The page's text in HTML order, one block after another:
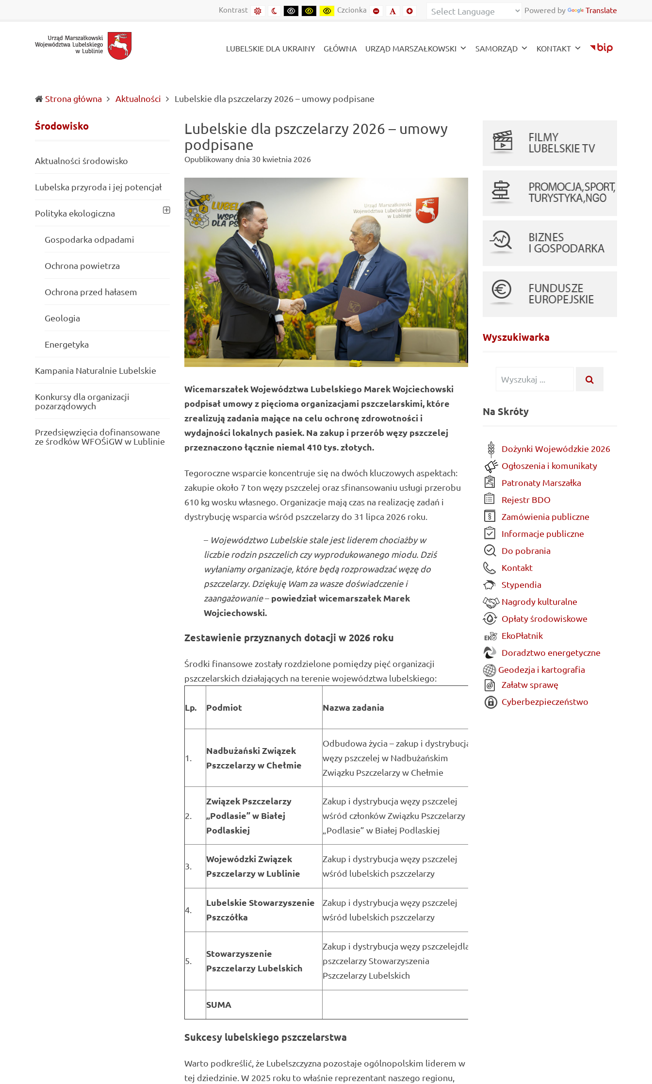
Urząd Marszałkowski Województwa Lubelskiego w Lublinie
Informacje o wojewódzkich władzach samorządowych i Lubelszczyźnie Powered by Translate
Kontrast Domyślny kontrast
Kontrast nocny
Kontrast czarny-biały
Kontrast czarny-żółty
Kontrast żółto-czarny
Czcionka Mniejszy fontDomyślny font
Mniejszy font
LUBELSKIE DLA UKRAINY GŁÓWNA URZĄD MARSZAŁKOWSKI SAMORZĄD KONTAKT
Strona główna Aktualności Lubelskie dla pszczelarzy 2026 – umowy podpisane
Lubelskie dla pszczelarzy 2026 – umowy
podpisane
Opublikowany dnia 30 kwietnia 2026
Wicemarszałek Województwa Lubelskiego Marek Wojciechowski
podpisał umowy z pięcioma organizacjami pszczelarskimi, które
zrealizują zadania mające na celu ochronę zdrowotności i
wydajności lokalnych pasiek. Na zakup i przerób węzy pszczelej
przeznaczono łącznie niemal 410 tys. złotych.
Tegoroczne wsparcie koncentruje się na dwóch kluczowych aspektach:
zakupie około 7 ton węzy pszczelej oraz sfinansowaniu usługi przerobu
610 kg wosku własnego. Organizacje mają czas na realizację zadań i
dystrybucję wsparcia wśród pszczelarzy do 31 lipca 2026 roku.
– Województwo Lubelskie stale jest liderem chociażby w
liczbie rodzin pszczelich czy wyprodukowanego miodu. Dziś
wyłaniamy organizacje, które będą rozprowadzać węzę do
pszczelarzy. Dziękuję Wam za wasze doświadczenie i
zaangażowanie– powiedział wicemarszałekMarek
Wojciechowski.
Zestawienie przyznanych dotacji w 2026 roku
Środki finansowe zostały rozdzielone pomiędzy pięć organizacji
pszczelarskich działających na terenie województwa lubelskiego:
Lp. Podmiot Nazwa zadania
Wnioskowana
1.
Nadbużański Związek
Pszczelarzy w Chełmie
Odbudowa życia – zakup i dystrybucja
węzy pszczelej w Nadbużańskim
Związku Pszczelarzy w Chełmie
2.
Związek Pszczelarzy
„Podlasie” w Białej
Podlaskiej
Zakup i dystrybucja węzy pszczelej
wśród członków Związku Pszczelarzy
„Podlasie” w Białej Podlaskiej
3.
Wojewódzki Związek
Pszczelarzy w Lublinie
Zakup i dystrybucja węzy pszczelej
wśród lubelskich pszczelarzy
4.
Lubelskie Stowarzyszenie
Pszczółka
Zakup i dystrybucja węzy pszczelej
wśród lubelskich pszczelarzy
5.
Stowarzyszenie
Pszczelarzy Lubelskich
Zakup i dystrybucja węzy pszczelejdla
pszczelarzy Stowarzyszenia
Pszczelarzy Lubelskich
SUMA
Sukcesy lubelskiego pszczelarstwa
Warto podkreślić, że Lubelszczyzna pozostaje ogólnopolskim liderem w
tej dziedzinie. W 2025 roku to właśnie reprezentant naszego regionu,
Środowisko
Aktualności środowisko
Lubelska przyroda i jej potencjał
Polityka ekologiczna
Gospodarka odpadami
Ochrona powietrza
Ochrona przed hałasem
Geologia
Energetyka
Kampania Naturalnie Lubelskie
Konkursy dla organizacji
pozarządowych
Przedsięwzięcia dofinansowane
ze środków WFOŚiGW w Lublinie
Wyszukiwarka
Wyszukiwanie dla:
Na Skróty
Dożynki Wojewódzkie 2026
Ogłoszenia i komunikaty
Patronaty Marszałka
Rejestr BDO
Zamówienia publiczne
Informacje publiczne
Do pobrania
Kontakt
Stypendia
Nagrody kulturalne
Opłaty środowiskowe
EkoPłatnik
Doradztwo energetyczne
Geodezja i kartografia
Załatw sprawę
Cyberbezpieczeństwo